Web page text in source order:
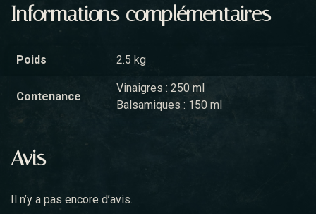
Informations complémentaires
Poids 2.5 kg
Contenance
Vinaigres : 250 ml
Balsamiques : 150 ml
Avis
Il n’y a pas encore d’avis.